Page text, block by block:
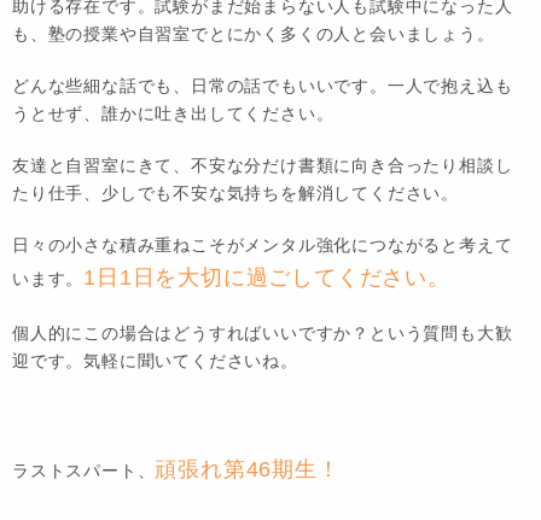
助ける存在です。試験がまだ始まらない人も試験中になった人
も、塾の授業や自習室でとにかく多くの人と会いましょう。
どんな些細な話でも、日常の話でもいいです。一人で抱え込も
うとせず、誰かに吐き出してください。
友達と自習室にきて、不安な分だけ書類に向き合ったり相談し
たり仕手、少しでも不安な気持ちを解消してください。
日々の小さな積み重ねこそがメンタル強化につながると考えて
います。 1日1日を大切に過ごしてください。
個人的にこの場合はどうすればいいですか？という質問も大歓
迎です。気軽に聞いてくださいね。
ラストスパート、頑張れ第46期生！